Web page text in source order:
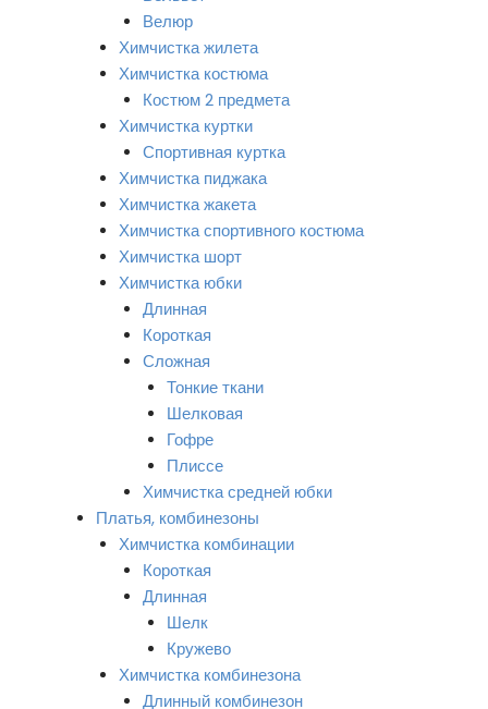
Велюр
Химчистка жилета
Химчистка костюма
Костюм 2 предмета
Химчистка куртки
Спортивная куртка
Химчистка пиджака
Химчистка жакета
Химчистка спортивного костюма
Химчистка шорт
Химчистка юбки
Длинная
Короткая
Сложная
Тонкие ткани
Шелковая
Гофре
Плиссе
Химчистка средней юбки
Платья, комбинезоны
Химчистка комбинации
Короткая
Длинная
Шелк
Кружево
Химчистка комбинезона
Длинный комбинезон